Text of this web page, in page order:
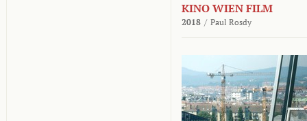
KINO WIEN FILM
2018 / Paul Rosdy